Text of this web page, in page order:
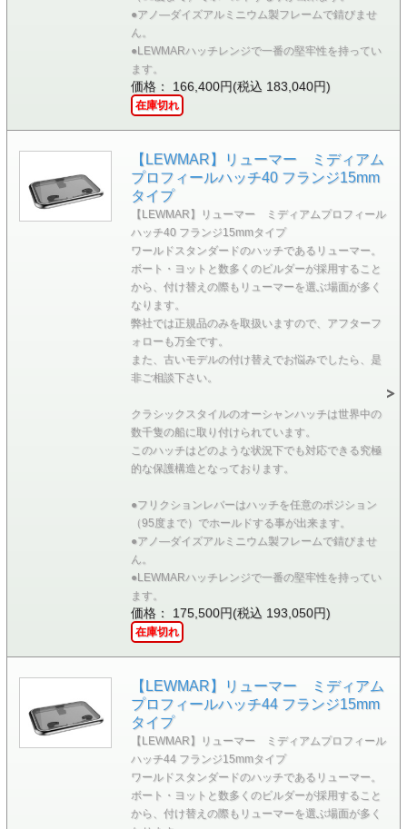
●アノ―ダイズアルミニウム製フレームで錆びませ
ん。
●LEWMARハッチレンジで一番の堅牢性を持ってい
ます。
価格： 166,400円(税込 183,040円)
在庫切れ
【LEWMAR】リューマー ミディアム
プロフィールハッチ40 フランジ15mm
タイプ
【LEWMAR】リューマー ミディアムプロフィール
ハッチ40 フランジ15mmタイプ
ワールドスタンダードのハッチであるリューマー。
ボート・ヨットと数多くのビルダーが採用すること
から、付け替えの際もリューマーを選ぶ場面が多く
なります。
弊社では正規品のみを取扱いますので、アフターフ
ォローも万全です。
また、古いモデルの付け替えでお悩みでしたら、是
非ご相談下さい。
クラシックスタイルのオーシャンハッチは世界中の
数千隻の船に取り付けられています。
このハッチはどのような状況下でも対応できる究極
的な保護構造となっております。
●フリクションレバーはハッチを任意のポジション
（95度まで）でホールドする事が出来ます。
●アノ―ダイズアルミニウム製フレームで錆びませ
ん。
●LEWMARハッチレンジで一番の堅牢性を持ってい
ます。
価格： 175,500円(税込 193,050円)
在庫切れ
【LEWMAR】リューマー ミディアム
プロフィールハッチ44 フランジ15mm
タイプ
【LEWMAR】リューマー ミディアムプロフィール
ハッチ44 フランジ15mmタイプ
ワールドスタンダードのハッチであるリューマー。
ボート・ヨットと数多くのビルダーが採用すること
から、付け替えの際もリューマーを選ぶ場面が多く